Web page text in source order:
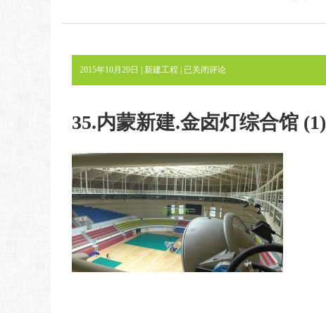
2015年10月20日 | 新建工程
35.
内
新
建.
灯
综
合
馆
(1)
已关闭评论
35.内蒙新建.金卤灯综合馆 (1)